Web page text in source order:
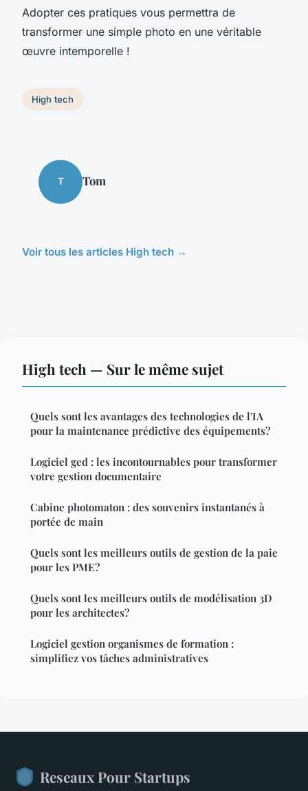
Adopter ces pratiques vous permettra de
transformer une simple photo en une véritable
œuvre intemporelle !
High tech
T Tom
Voir tous les articles High tech →
High tech — Sur le même sujet
Quels sont les avantages des technologies de l'IA
pour la maintenance prédictive des équipements?
Logiciel ged : les incontournables pour transformer
votre gestion documentaire
Cabine photomaton : des souvenirs instantanés à
portée de main
Quels sont les meilleurs outils de gestion de la paie
pour les PME?
Quels sont les meilleurs outils de modélisation 3D
pour les architectes?
Logiciel gestion organismes de formation :
simplifiez vos tâches administratives
Reseaux Pour Startups